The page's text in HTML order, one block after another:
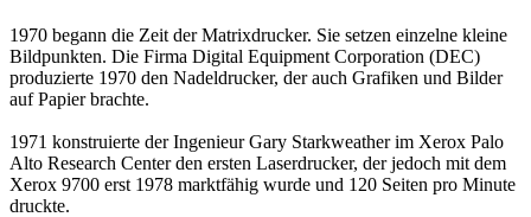
1970 begann die Zeit der Matrixdrucker. Sie setzen einzelne kleine
Bildpunkten. Die Firma Digital Equipment Corporation (DEC)
produzierte 1970 den Nadeldrucker, der auch Grafiken und Bilder
auf Papier brachte.
1971 konstruierte der Ingenieur Gary Starkweather im Xerox Palo
Alto Research Center den ersten Laserdrucker, der jedoch mit dem
Xerox 9700 erst 1978 marktfähig wurde und 120 Seiten pro Minute
druckte.